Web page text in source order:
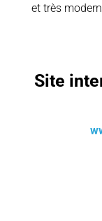
et très
Site